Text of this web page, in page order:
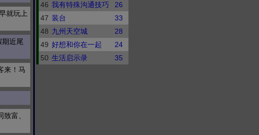
就玩上
期近尾
来！马
富、
46 我有特殊沟通技巧
26
47 装台
33
48 九州天空城
28
49 好想和你在一起
24
50 生活启示录 35